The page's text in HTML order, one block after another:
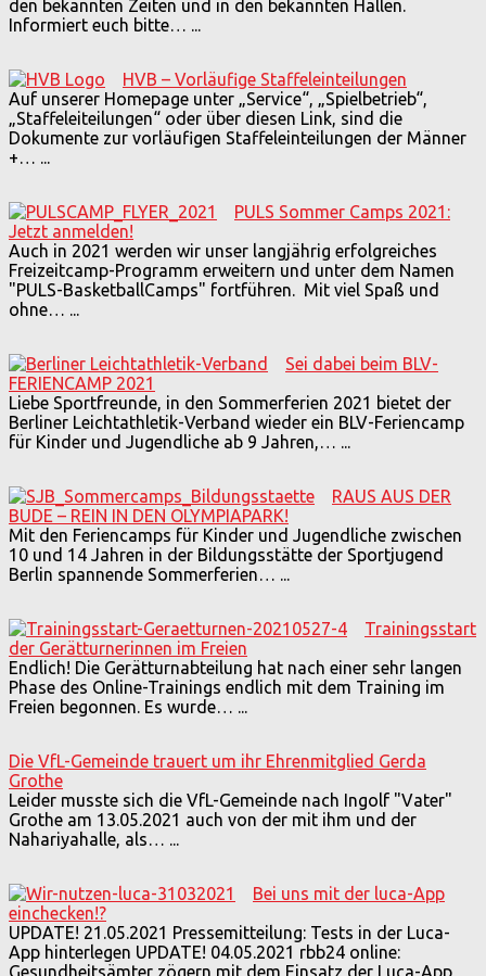
den bekannten Zeiten und in den bekannten Hallen.
Informiert euch bitte… ...
HVB – Vorläufige Staffeleinteilungen
Auf unserer Homepage unter „Service“, „Spielbetrieb“,
„Staffeleiteilungen“ oder über diesen Link, sind die
Dokumente zur vorläufigen Staffeleinteilungen der Männer
+… ...
PULS Sommer Camps 2021:
Jetzt anmelden!
Auch in 2021 werden wir unser langjährig erfolgreiches
Freizeitcamp-Programm erweitern und unter dem Namen
"PULS-BasketballCamps" fortführen. Mit viel Spaß und
ohne… ...
Sei dabei beim BLV-
FERIENCAMP 2021
Liebe Sportfreunde, in den Sommerferien 2021 bietet der
Berliner Leichtathletik-Verband wieder ein BLV-Feriencamp
für Kinder und Jugendliche ab 9 Jahren,… ...
RAUS AUS DER
BUDE – REIN IN DEN OLYMPIAPARK!
Mit den Feriencamps für Kinder und Jugendliche zwischen
10 und 14 Jahren in der Bildungsstätte der Sportjugend
Berlin spannende Sommerferien… ...
Trainingsstart
der Gerätturnerinnen im Freien
Endlich! Die Gerätturnabteilung hat nach einer sehr langen
Phase des Online-Trainings endlich mit dem Training im
Freien begonnen. Es wurde… ...
Die VfL-Gemeinde trauert um ihr Ehrenmitglied Gerda
Grothe
Leider musste sich die VfL-Gemeinde nach Ingolf "Vater"
Grothe am 13.05.2021 auch von der mit ihm und der
Nahariyahalle, als… ...
Bei uns mit der luca-App
einchecken!?
UPDATE! 21.05.2021 Pressemitteilung: Tests in der Luca-
App hinterlegen UPDATE! 04.05.2021 rbb24 online:
Gesundheitsämter zögern mit dem Einsatz der Luca-App